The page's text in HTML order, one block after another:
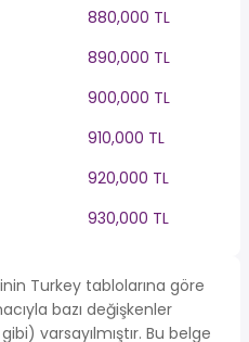
880,000 TL
890,000 TL
900,000 TL
910,000 TL
920,000 TL
930,000 TL
Turkey tablolarına göre
bazı değişkenler
varsayılmıştır. Bu belge